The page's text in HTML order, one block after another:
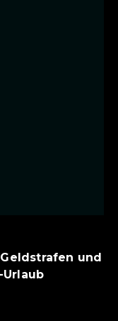
und
Urlaub